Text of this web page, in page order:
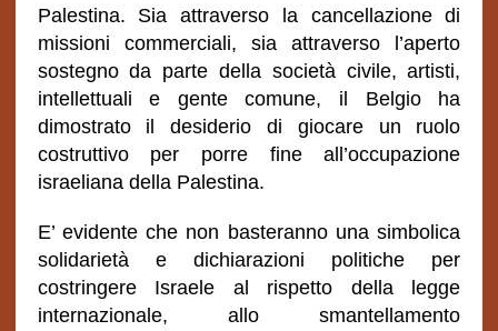
Palestina. Sia attraverso la cancellazione di
missioni commerciali, sia attraverso l’aperto
sostegno da parte della società civile, artisti,
intellettuali e gente comune, il Belgio ha
dimostrato il desiderio di giocare un ruolo
costruttivo per porre fine all’occupazione
israeliana della Palestina.
E’ evidente che non basteranno una simbolica
solidarietà e dichiarazioni politiche per
costringere Israele al rispetto della legge
internazionale, allo smantellamento